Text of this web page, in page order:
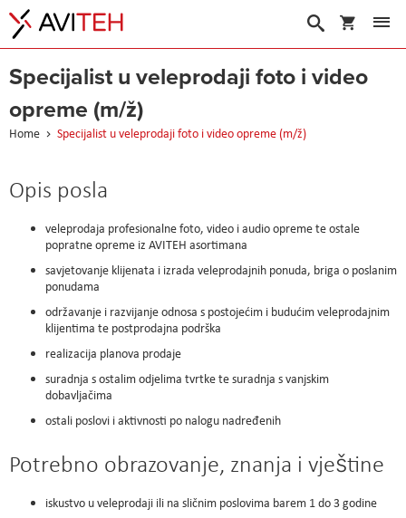
My Cart
Search
Specijalist u veleprodaji foto i video
opreme (m/ž)
Home Specijalist u veleprodaji foto i video opreme (m/ž)
Opis posla
veleprodaja profesionalne foto, video i audio opreme te ostale
popratne opreme iz AVITEH asortimana
savjetovanje klijenata i izrada veleprodajnih ponuda, briga o poslanim
ponudama
održavanje i razvijanje odnosa s postojećim i budućim veleprodajnim
klijentima te postprodajna podrška
realizacija planova prodaje
suradnja s ostalim odjelima tvrtke te suradnja s vanjskim
dobavljačima
ostali poslovi i aktivnosti po nalogu nadređenih
Potrebno obrazovanje, znanja i vještine
iskustvo u veleprodaji ili na sličnim poslovima barem 1 do 3 godine